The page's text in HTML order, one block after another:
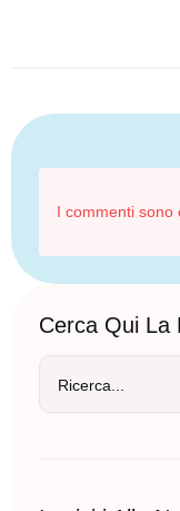
I commenti sono
Cerca Qui La